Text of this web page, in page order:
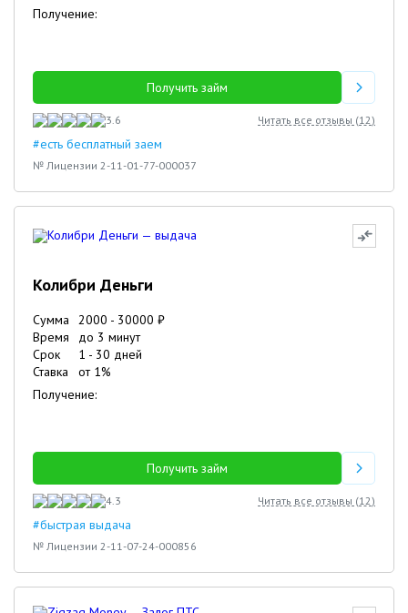
Получение:
Получить займ
3.6 Читать все отзывы (12)
#есть бесплатный заем
№ Лицензии 2-11-01-77-000037
Колибри Деньги
Сумма 2000 - 30000 ₽
Время
до 3 минут
Срок
1 - 30 дней
Ставка
от 1%
Получение:
Получить займ
4.3 Читать все отзывы (12)
#быстрая выдача
№ Лицензии 2-11-07-24-000856